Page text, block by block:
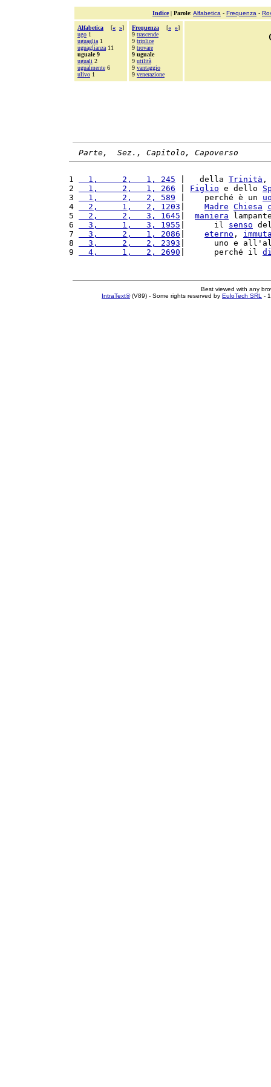
Indice| Parole: Alfabetica - Frequenza -
Alfabetica [« »]
ugo 1
uguaglia 1
uguaglianza 11
uguale 9
uguali 2
ugualmente 6
ulivo 1
Frequenza [« »]
9 trascende
9 triplice
9 trovare
9 uguale
9 utilità
9 vantaggio
9 venerazione
Parte,  Sez., Capitolo, Capoverso
1
  1,     2,   1, 245
|   della Trinità ,
2
  1,     2,   1, 266
Figlio e dello
3
  1,     2,   2, 589
|    perché è un
4
  2,     1,   2, 1203
Madre Chiesa
5
  2,     2,   3, 1645
maniera
6
  3,     1,   3, 1955
|      il senso
7
  3,     2,   1, 2086
eterno ,
8
  3,     2,   2, 2393
|      uno e
9
  4,     1,   2, 2690
|      perché il
Best viewed with any
IntraText®(V89) - Some rights reserved by EuloTech SRL -